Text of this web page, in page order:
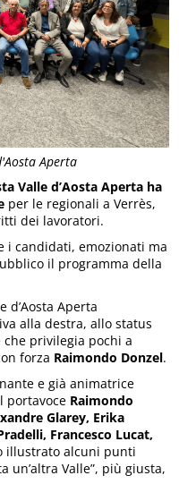
Aperta
Valle d’Aosta Aperta ha
per le regionali a Verrès,
dei lavoratori.
i candidati, emozionati ma
il programma della
d’Aosta Aperta
alla destra, allo status
che privilegia pochi a
forza Raimondo Donzel.
e già animatrice
portavoce Raimondo
Glarey, Erika
Francesco Lucat,
illustrato alcuni punti
un’altra Valle”, più giusta,